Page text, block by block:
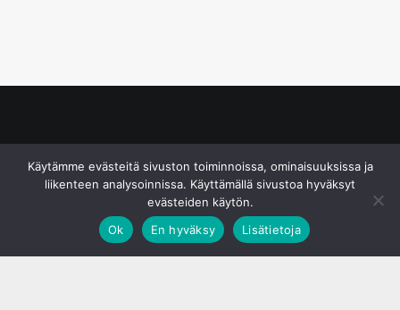
Käytämme evästeitä sivuston toiminnoissa, ominaisuuksissa ja
liikenteen analysoinnissa. Käyttämällä sivustoa hyväksyt
evästeiden käytön.
Ok
En hyväksy Lisätietoja